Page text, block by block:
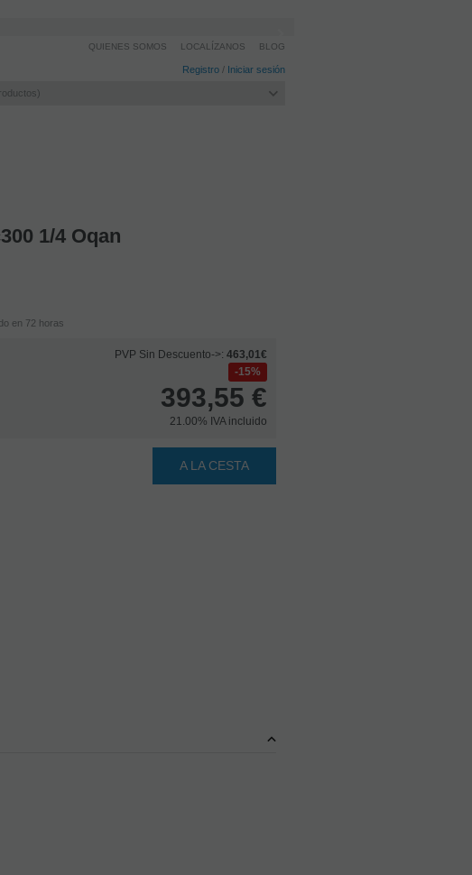
Registro / Iniciar sesión
QUIENES SOMOS LOCALÍZANOS BLOG
1/4 Oqan
en 72 horas
PVP Sin Descuento->: 463,01€
15%
393,55 €
21.00% IVA incluido
A LA CESTA